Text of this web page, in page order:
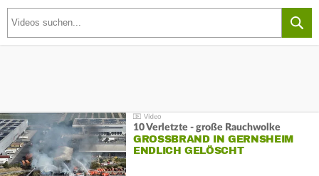
10 Verletzte - große Rauchwolke
GROSSBRAND IN GERNSHEIM E
NDLICH GELÖSCHT